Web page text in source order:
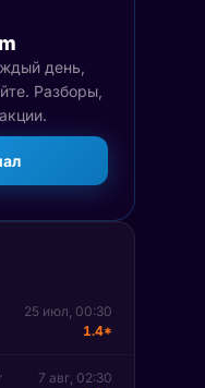
день,
Разборы,
25 июл, 00:30
1.4*
7 авг, 02:30